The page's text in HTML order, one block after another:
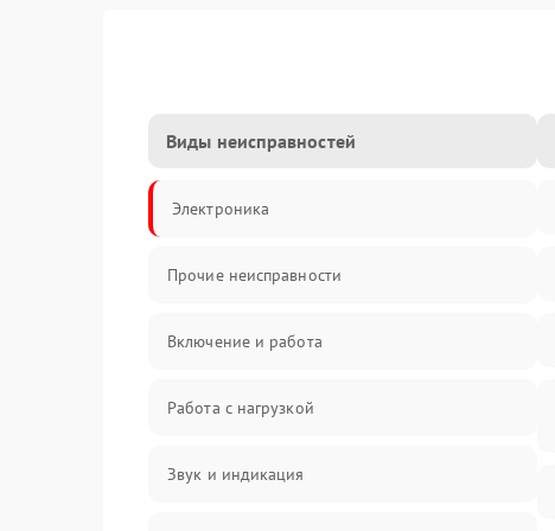
Виды неисправностей
Электроника
Прочие неисправности
Включение и работа
Работа с нагрузкой
Звук и индикация